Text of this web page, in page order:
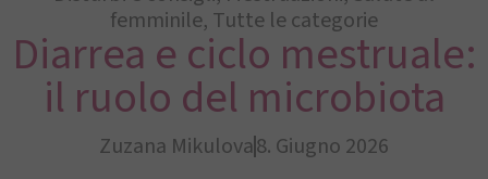
femminile, Tutte le categorie
Diarrea e ciclo mestruale:
il ruolo del microbiota
Zuzana Mikulova8. Giugno 2026